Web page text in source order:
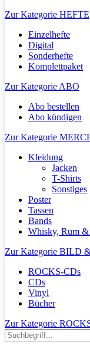
Zur Kategorie HEFTE
Einzelhefte
Digital
Sonderhefte
Komplettpaket
Zur Kategorie ABO
Abo bestellen
Abo kündigen
Zur Kategorie
Kleidung
Jacken
T-Shirts
Sonstiges
Poster
Tassen
Bands
Whisky, Rum &
Zur Kategorie BILD
ROCKS-CDs
CDs
Vinyl
Bücher
Zur Kategorie